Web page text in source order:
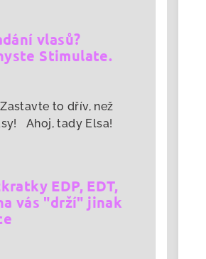
vlasů?
Stimulate.
to dřív, než
Ahoj, tady Elsa!
EDP, EDT,
vás "drží" jinak